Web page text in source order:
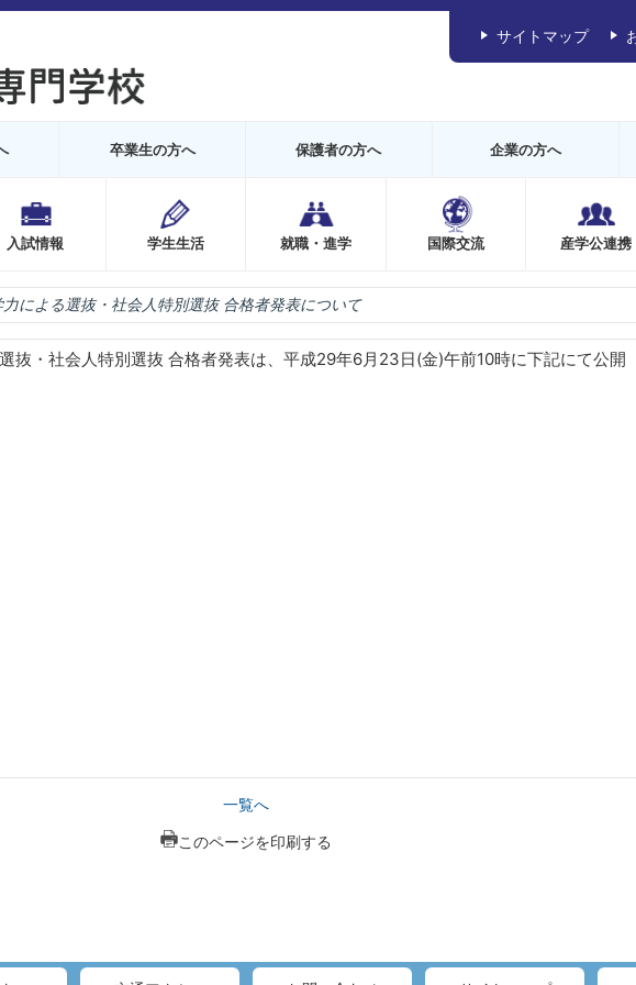
卒業生の方へ 保護者の方へ 企業の方へ
入試情報 学生生活 就職・進学 国際交流 産学公連携
サイトマップ
力による選抜・社会人特別選抜 合格者発表について
抜・社会人特別選抜 合格者発表は、平成29年6月23日(金)午前10時に下記にて公開
一覧へ
このページを印刷する